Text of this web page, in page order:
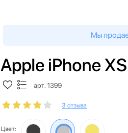
Мы
Apple iPhone
арт. 1399
3 отзыва
Цвет: